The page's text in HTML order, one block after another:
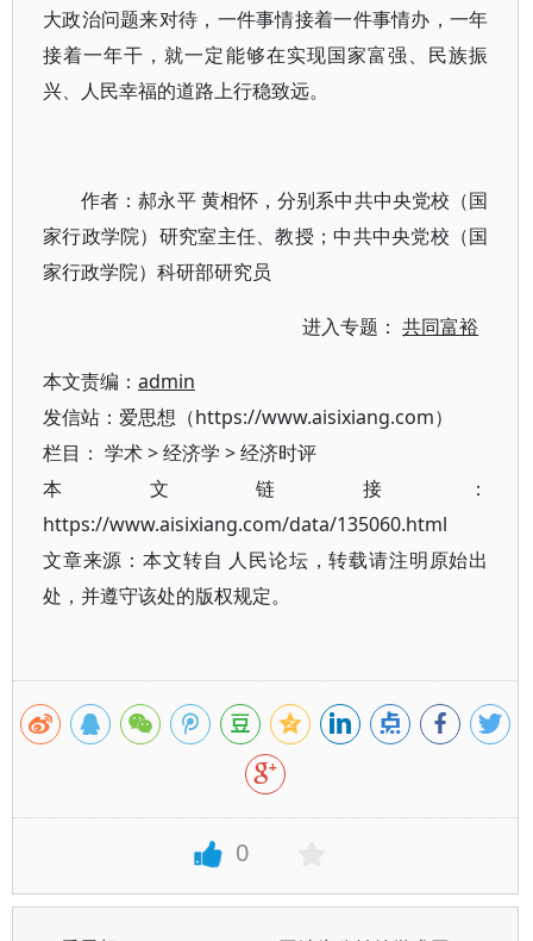
大政治问题来对待，一件事情接着一件事情办，一年
接着一年干，就一定能够在实现国家富强、民族振
兴、人民幸福的道路上行稳致远。
作者：郝永平 黄相怀，分别系中共中央党校（国
家行政学院）研究室主任、教授；中共中央党校（国
家行政学院）科研部研究员
进入专题：共同富裕
本文责编： admin
发信站：爱思想（https://www.aisixiang.com）
栏目： 学术>经济学 >经济时评
本文链接：
https://www.aisixiang.com/data/135060.html
文章来源：本文转自 人民论坛，转载请注明原始出
处，并遵守该处的版权规定。
0